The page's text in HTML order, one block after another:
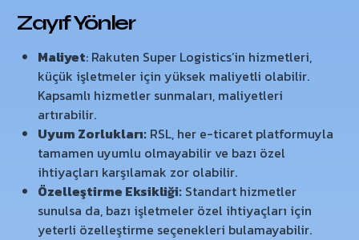
Zayıf Yönler
Maliyet: Rakuten Super Logistics’in hizmetleri,
küçük işletmeler için yüksek maliyetli olabilir.
Kapsamlı hizmetler sunmaları, maliyetleri
artırabilir.
Uyum Zorlukları: RSL, her e-ticaret platformuyla
tamamen uyumlu olmayabilir ve bazı özel
ihtiyaçları karşılamak zor olabilir.
Özelleştirme Eksikliği: Standart hizmetler
sunulsa da, bazı işletmeler özel ihtiyaçları için
yeterli özelleştirme seçenekleri bulamayabilir.